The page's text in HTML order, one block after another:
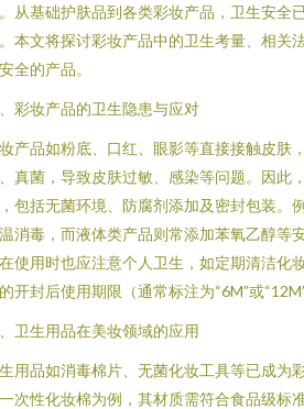
从基础护肤品到各类彩妆产品，卫生安全
本文将探讨彩妆产品中的卫生考量、相关
全的产品。
彩妆产品的卫生隐患与应对
产品如粉底、口红、眼影等直接接触皮肤
真菌，导致皮肤过敏、感染等问题。因此
包括无菌环境、防腐剂添加及密封包装。
消毒，而液体类产品则常添加苯氧乙醇等
使用时也应注意个人卫生，如定期清洁化
开封后使用期限（通常标注为“6M”或“12M”
卫生用品在美妆领域的应用
用品如消毒棉片、无菌化妆工具等已成为
次性化妆棉为例，其材质需符合食品级标